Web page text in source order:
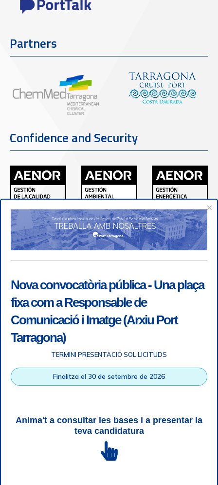
Partners
Confidence and Security
Accessibility Legal note | + info RGPD |Information of
×
Nova convocatòria pública - Una plaça
fixa com a Responsable de
Comunicació i Imatge (Arxiu Port
Tarragona)
TERMINI PRESENTACIÓ SOL·LICITUDS
Finalitza el 30 de setembre de 2026
Anima't a consultar les bases i a presentar la
teva candidatura